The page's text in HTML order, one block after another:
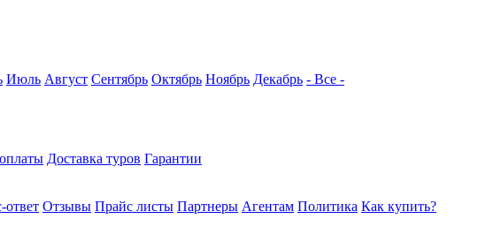
Июль Август Сентябрь Октябрь Ноябрь Декабрь - Все -
Доставка туров Гарантии
ответ Отзывы Прайс листы Партнеры Агентам Политика Как купить?